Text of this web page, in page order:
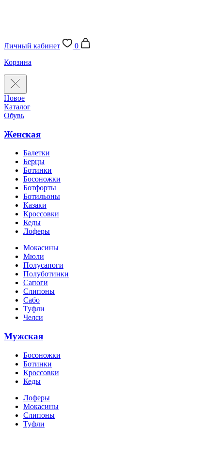
Личный кабинет
0
Корзина
Новое
Каталог
Обувь
Женская
Балетки
Берцы
Ботинки
Босоножки
Ботфорты
Ботильоны
Казаки
Кроссовки
Кеды
Лоферы
Мокасины
Мюли
Полусапоги
Полуботинки
Сапоги
Слипоны
Сабо
Туфли
Челси
Мужская
Босоножки
Ботинки
Кроссовки
Кеды
Лоферы
Мокасины
Слипоны
Туфли